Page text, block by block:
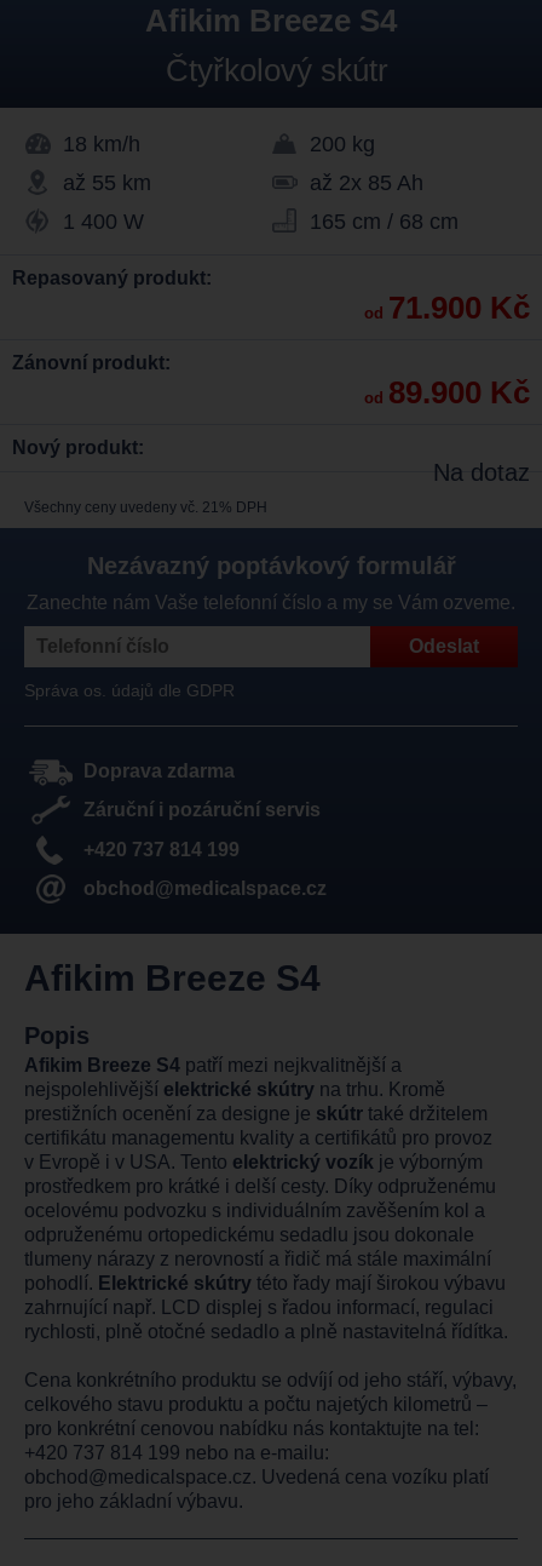
Afikim Breeze S4
Čtyřkolový skútr
18 km/h
200 kg
až 55 km
až 2x 85 Ah
1 400 W
165 cm / 68 cm
Repasovaný produkt:
od 71.900 Kč
Zánovní produkt:
od 89.900 Kč
Nový produkt:
Na dotaz
Všechny ceny uvedeny vč. 21% DPH
Nezávazný poptávkový formulář
Zanechte nám Vaše telefonní číslo a my se Vám ozveme.
Správa os. údajů dle GDPR
Doprava zdarma
Záruční i pozáruční servis
+420 737 814 199
obchod@medicalspace.cz
Afikim Breeze S4
Popis
Afikim Breeze S4 patří mezi nejkvalitnější a
nejspolehlivější elektrické skútry na trhu. Kromě
prestižních ocenění za designe je skútr také držitelem
certifikátu managementu kvality a certifikátů pro provoz
v Evropě i v USA. Tento elektrický vozík je výborným
prostředkem pro krátké i delší cesty. Díky odpruženému
ocelovému podvozku s individuálním zavěšením kol a
odpruženému ortopedickému sedadlu jsou dokonale
tlumeny nárazy z nerovností a řidič má stále maximální
pohodlí. Elektrické skútry této řady mají širokou výbavu
zahrnující např. LCD displej s řadou informací, regulaci
rychlosti, plně otočné sedadlo a plně nastavitelná řídítka.
Cena konkrétního produktu se odvíjí od jeho stáří, výbavy,
celkového stavu produktu a počtu najetých kilometrů –
pro konkrétní cenovou nabídku nás kontaktujte na tel:
+420 737 814 199 nebo na e-mailu:
obchod@medicalspace.cz. Uvedená cena vozíku platí
pro jeho základní výbavu.